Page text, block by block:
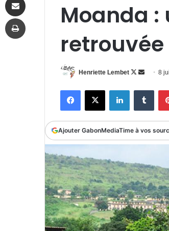
Moanda :
Henriette Lembet
Follow
Envoyer
courriel
8
FacebookX Linkedin
Ajouter GabonMediaTime à vos